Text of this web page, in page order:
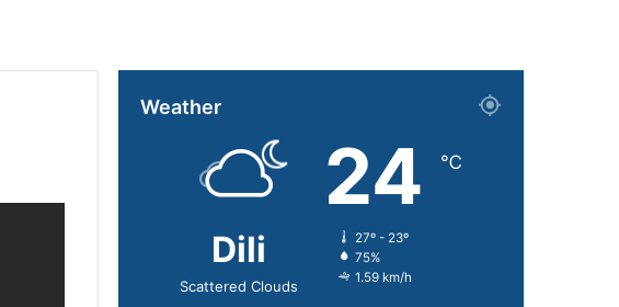
Weather
Dili
Scattered Clouds
24 ℃
27º - 23º
75%
1.59 km/h